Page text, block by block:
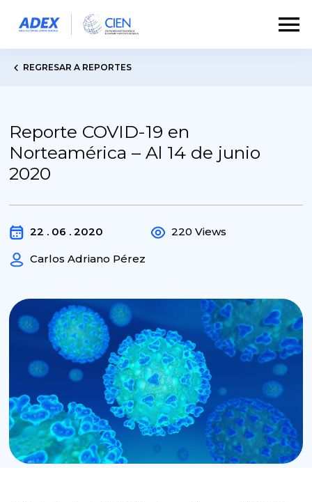
REGRESAR A REPORTES
Reporte COVID-19 en
Norteamérica – Al 14 de junio
2020
22 . 06 . 2020
Carlos Adriano Pérez
220 Views